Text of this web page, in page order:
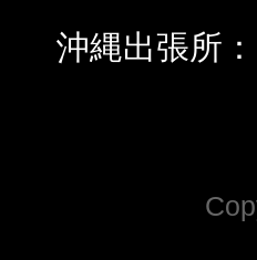
沖縄出張所